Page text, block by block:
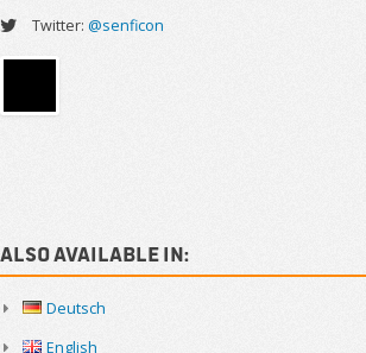
Twitter: @senficon
Sidebar
Also available in:
Deutsch
English